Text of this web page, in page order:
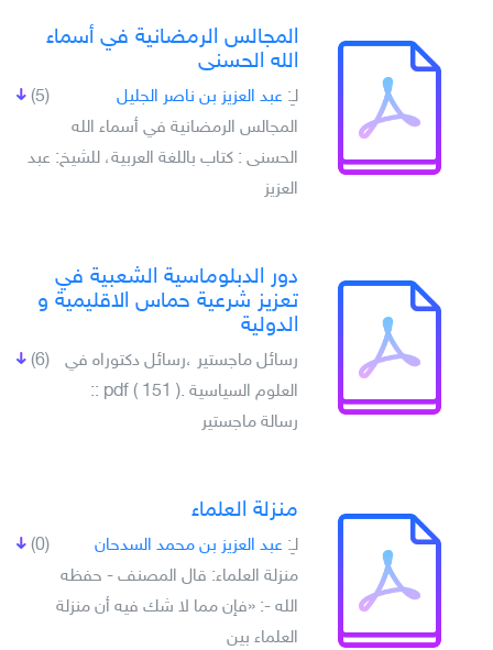
المجالس الرمضانية في أسماء
الله الحسنى
(5) لـِ: عبد العزيز بن ناصر الجليل
المجالس الرمضانية في أسماء الله
الحسنى : كتاب باللغة العربية، للشيخ: عبد
العزيز
دور الدبلوماسية الشعبية في
تعزيز شرعية حماس الاقليمية و
الدولية
(6)
رسائل ماجستير ،رسائل دكتوراه في
العلوم السياسية .pdf ( 151 ) ::
رسالة ماجستير
منزلة العلماء
(0) لـِ: عبد العزيز بن محمد السدحان
منزلة العلماء: قال المصنف - حفظه
الله -: «فإن مما لا شك فيه أن منزلة
العلماء بين